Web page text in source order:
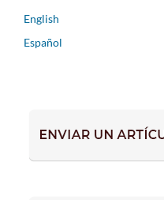
English
Español